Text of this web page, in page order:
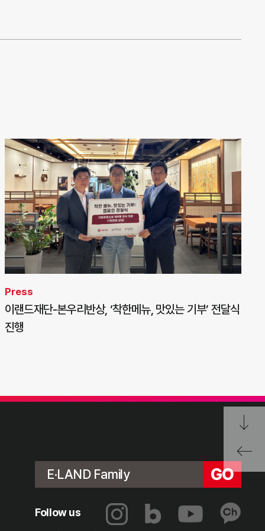
Press
이랜드재단-본우리반상, ‘착한메뉴, 맛있는 기부’ 전달식
진행
E·LAND Family GO
Follow us